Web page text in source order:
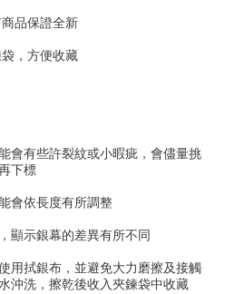
品保證全新
，方便收藏
會有些許裂紋或小暇疵，會儘量挑
下標
會依長度有所調整
顯示銀幕的差異有所不同
用拭銀布，並避免大力磨擦及接觸
沖洗，擦乾後收入夾鍊袋中收藏